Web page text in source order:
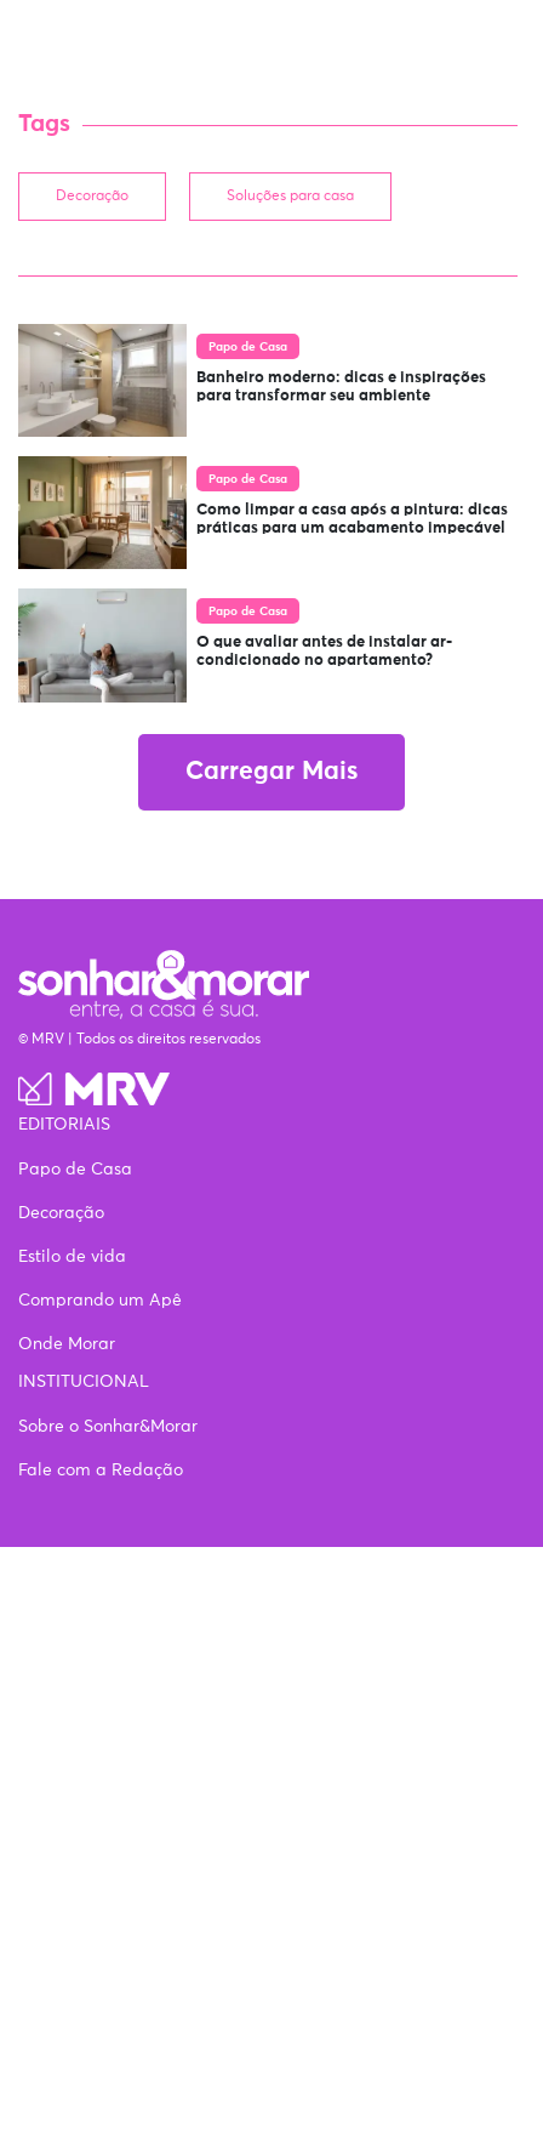
Tags
Decoração Soluções para casa
Papo de Casa
Banheiro moderno: dicas e inspirações
para transformar seu ambiente
Papo de Casa
Como limpar a casa após a pintura: dicas
práticas para um acabamento impecável
Papo de Casa
O que avaliar antes de instalar ar-
condicionado no apartamento?
Carregar Mais
© MRV | Todos os direitos reservados
EDITORIAIS
Papo de Casa
Decoração
Estilo de vida
Comprando um Apê
Onde Morar
INSTITUCIONAL
Sobre o Sonhar&Morar
Fale com a Redação